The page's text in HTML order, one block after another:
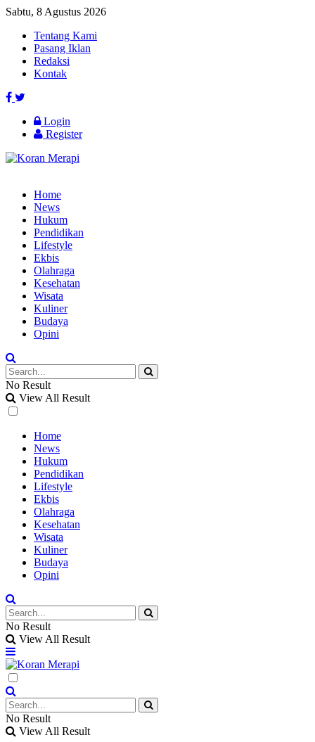
Sabtu, 8 Agustus 2026
Tentang Kami
Pasang Iklan
Redaksi
Kontak
Login
Register
Home
News
Hukum
Pendidikan
Lifestyle
Ekbis
Olahraga
Kesehatan
Wisata
Kuliner
Budaya
Opini
No Result
View All Result
Home
News
Hukum
Pendidikan
Lifestyle
Ekbis
Olahraga
Kesehatan
Wisata
Kuliner
Budaya
Opini
No Result
View All Result
No Result
View All Result